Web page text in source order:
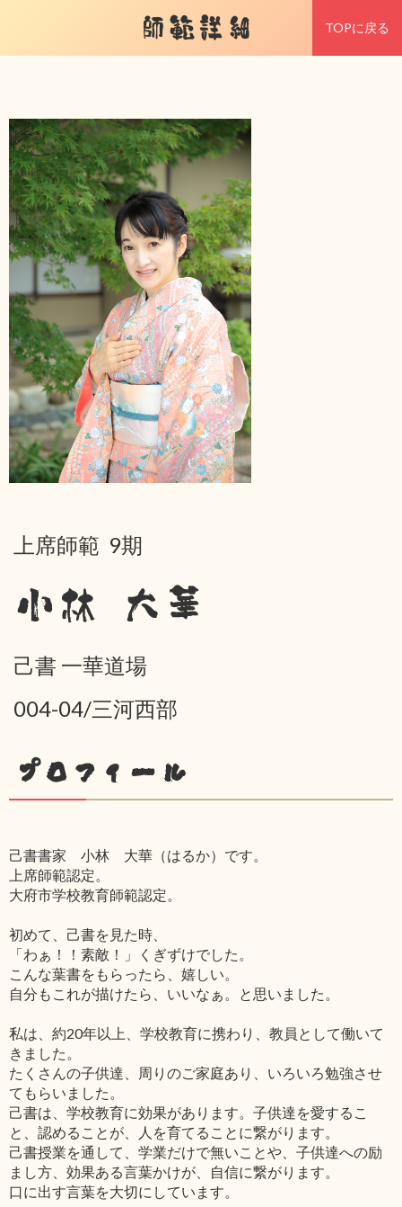
師範詳細 TOPに戻る
上席師範 9期
小林 大華
己書 一華道場
004-04/三河西部
プロフィール
己書書家 小林 大華（はるか）です。
上席師範認定。
大府市学校教育師範認定。
初めて、己書を見た時、
「わぁ！！素敵！」くぎずけでした。
こんな葉書をもらったら、嬉しい。
自分もこれが描けたら、いいなぁ。と思いました。
私は、約20年以上、学校教育に携わり、教員として働いて
きました。
たくさんの子供達、周りのご家庭あり、いろいろ勉強させ
てもらいました。
己書は、学校教育に効果があります。子供達を愛するこ
と、認めることが、人を育てることに繋がります。
己書授業を通して、学業だけで無いことや、子供達への励
まし方、効果ある言葉かけが、自信に繋がります。
口に出す言葉を大切にしています。